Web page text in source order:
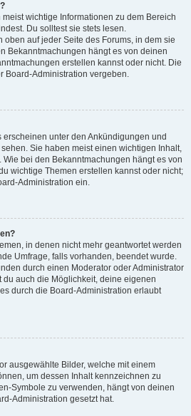
wichtige Informationen zu dem Bereich
Du solltest sie stets lesen.
oben auf jeder Seite des Forums, in dem sie
Bekanntmachungen hängt es von deinen
erstellen kannst oder nicht. Die
Board-Administration vergeben.
unter den Ankündigungen und
Sie haben meist einen wichtigen Inhalt,
bei den Bekanntmachungen hängt es von
wichtige Themen erstellen kannst oder nicht;
Administration ein.
in denen nicht mehr geantwortet werden
Umfrage, falls vorhanden, beendet wurde.
durch einen Moderator oder Administrator
auch die Möglichkeit, deine eigenen
durch die Board-Administration erlaubt
ausgewählte Bilder, welche mit einem
um dessen Inhalt kennzeichnen zu
Symbole zu verwenden, hängt von deinen
Administration gesetzt hat.